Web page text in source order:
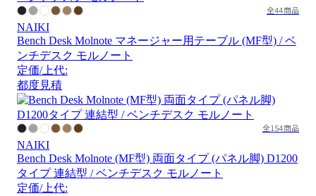
全44商品
NAIKI
Bench Desk Molnote マネージャー用テーブル (MF型) / ベ
ンチデスク モルノート
定価/上代:
都度見積
全154商品
NAIKI
Bench Desk Molnote (MF型) 両面タイプ (パネル脚) D1200
タイプ 連結型 / ベンチデスク モルノート
定価/上代: